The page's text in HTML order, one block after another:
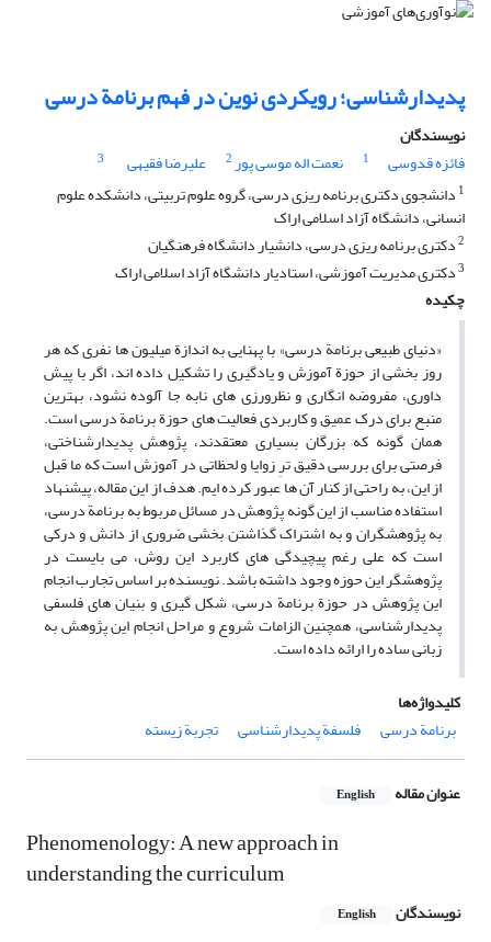
پدیدارشناسی؛ رویکردی نوین در فهم برنامة درسی
نویسندگان
فائزه قدوسی
1 نعمت اله موسی پور2 علیرضا فقیهی
3
1 دانشجوی دکتری برنامه‌ ریزی درسی، گروه علوم تربیتی، دانشکده علوم
انسانی، دانشگاه آزاد اسلامی اراک
2دکتری برنامه ریزی درسی، دانشیار دانشگاه فرهنگیان
3دکتری مدیریت آموزشی، استادیار دانشگاه آزاد اسلامی اراک
چکیده
«دنیای طبیعی برنامة درسی» با پهنایی به اندازة میلیون ها نفری که هر
روز بخشی از حوزة آموزش و یادگیری را تشکیل داده اند، اگر با پیش
داوری، مفروضه انگاری و نظرورزی های نابه جا آلوده نشود، بهترین
منبع برای درک عمیق و کاربردی فعالیت های حوزة برنامة درسی است.
همان گونه که بزرگان بسیاری معتقدند، پژوهش پدیدارشناختی،
فرصتی برای بررسی دقیق ترِ زوایا و لحظاتی در آموزش است که ما قبل
از این، به راحتی از کنار آن ها عبور کرده ایم. هدف از این مقاله، پیشنهاد
استفاده مناسب از این گونه پژوهش در مسائل مربوط به برنامة درسی،
به پژوهشگران و به اشتراک گذاشتن بخشی ضروری از دانش و درکی
است که علی رغم پیچیدگی های کاربرد این روش، می بایست در
پژوهشگر این حوزه وجود داشته باشد. نویسنده بر اساس تجارب انجام
این پژوهش در حوزة برنامة درسی، شکل گیری و بنیان های فلسفی
پدیدارشناسی، همچنین الزامات شروع و مراحل انجام این پژوهش به
زبانی ساده را ارائه داده است.
کلیدواژه‌ها
برنامة درسی
فلسفة پدیدارشناسی تجربة زیسته
عنوان مقاله English
Phenomenology: A new approach in
understanding the curriculum
نویسندگان English